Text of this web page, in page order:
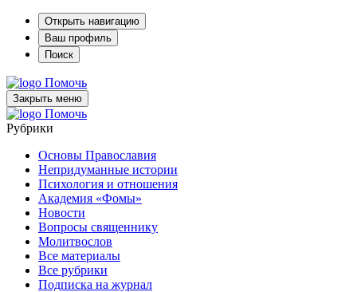
Открыть навигацию
Ваш профиль
Поиск
Помочь
Закрыть меню
Помочь
Рубрики
Основы Православия
Непридуманные истории
Психология и отношения
Академия «Фомы»
Новости
Вопросы священнику
Молитвослов
Все материалы
Все рубрики
Подписка на журнал